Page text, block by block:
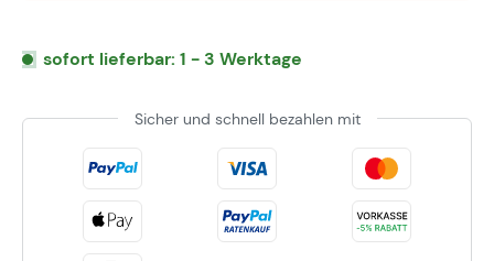
sofort lieferbar: 1 - 3 Werktage
Sicher und schnell bezahlen mit